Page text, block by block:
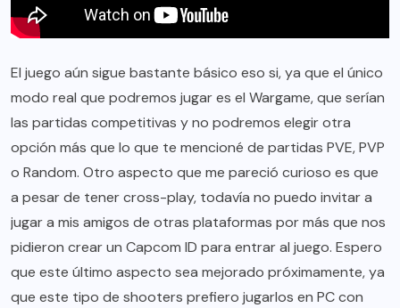
El juego aún sigue bastante básico eso si, ya que el único
modo real que podremos jugar es el Wargame, que serían
las partidas competitivas y no podremos elegir otra
opción más que lo que te mencioné de partidas PVE, PVP
o Random. Otro aspecto que me pareció curioso es que
a pesar de tener cross-play, todavía no puedo invitar a
jugar a mis amigos de otras plataformas por más que nos
pidieron crear un Capcom ID para entrar al juego. Espero
que este último aspecto sea mejorado próximamente, ya
que este tipo de shooters prefiero jugarlos en PC con